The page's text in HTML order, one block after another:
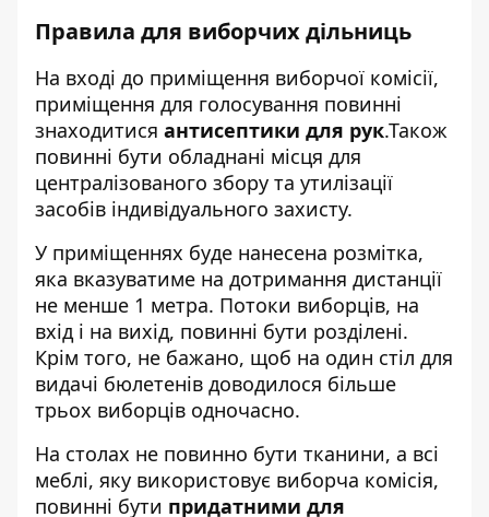
Правила для виборчих дільниць
На вході до приміщення виборчої комісії,
приміщення для голосування повинні
знаходитися антисептики для рук.Також
повинні бути обладнані місця для
централізованого збору та утилізації
засобів індивідуального захисту.
У приміщеннях буде нанесена розмітка,
яка вказуватиме на дотримання дистанції
не менше 1 метра. Потоки виборців, на
вхід і на вихід, повинні бути розділені.
Крім того, не бажано, щоб на один стіл для
видачі бюлетенів доводилося більше
трьох виборців одночасно.
На столах не повинно бути тканини, а всі
меблі, яку використовує виборча комісія,
повинні бути придатними для